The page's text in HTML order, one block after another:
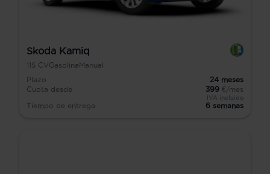
Skoda Kamiq
115 CVGasolina Manual
Plazo
24 meses
Cuota desde
399 €/mes
IVA incluido
Tiempo de entrega 6 semanas